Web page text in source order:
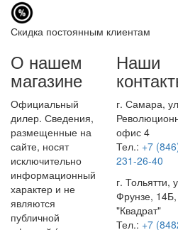
Скидка постоянным клиентам
О нашем
магазине
Официальный
дилер. Сведения,
размещенные на
сайте, носят
исключительно
информационный
характер и не
являются
публичной
Наши
г. Самара,
офис 4
Тел.: +7
231-26-40
г. Тольятти,
Фрунзе,
"Квадрат"
Тел.: +7